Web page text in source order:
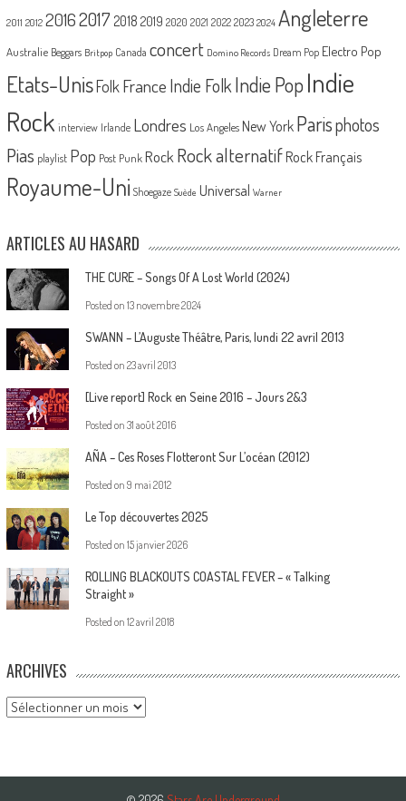
2011 2012 20162017 2018 2019 2020 2021 2022 2023 2024 Angleterre
Australie Beggars Britpop Canada concert Domino Records Dream Pop Electro Pop
Etats-UnisFolk France Indie FolkIndie PopIndie
Rock interview Irlande Londres Los Angeles New York Parisphotos
Pias playlist Pop Post Punk Rock Rock alternatif Rock Français
Royaume-Uni Shoegaze Suède Universal Warner
ARTICLES AU HASARD
THE CURE – Songs Of A Lost World (2024)
Posted on 13 novembre 2024
SWANN – L’Auguste Théâtre, Paris, lundi 22 avril 2013
Posted on 23 avril 2013
[Live report] Rock en Seine 2016 – Jours 2&3
Posted on 31 août 2016
AÑA – Ces Roses Flotteront Sur L’océan (2012)
Posted on 9 mai 2012
Le Top découvertes 2025
Posted on 15 janvier 2026
ROLLING BLACKOUTS COASTAL FEVER – « Talking
Straight »
Posted on 12 avril 2018
ARCHIVES
Archives